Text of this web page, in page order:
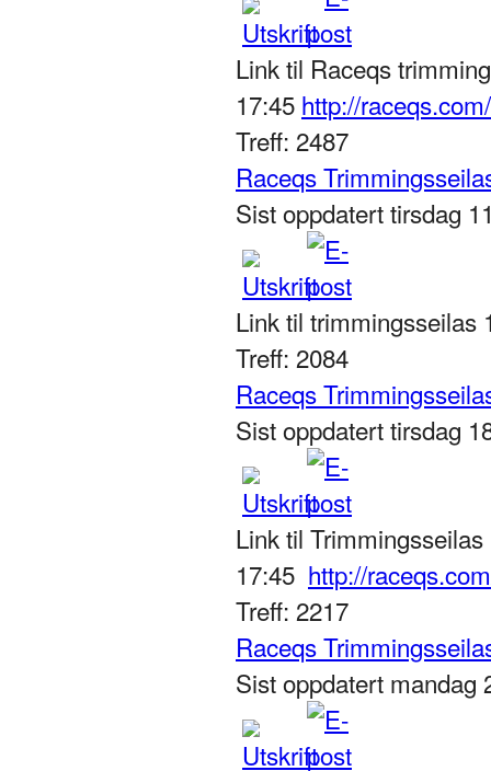
Link til Raceqs
17:45 http://
Treff: 2487
Raceqs
Sist oppdatert tirsdag
Link til trimmingsseilas
Treff: 2084
Raceqs
Sist oppdatert tirsdag
Link til
17:45 http://
Treff: 2217
Raceqs
Sist oppdatert